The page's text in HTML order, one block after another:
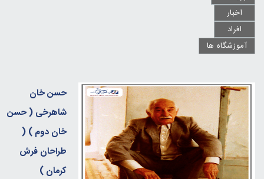
اخبار
افراد
آموزشگاه ها
حسن خان
شاهرخی ( حسن
خان دوم ) (
طراحان فرش
کرمان )